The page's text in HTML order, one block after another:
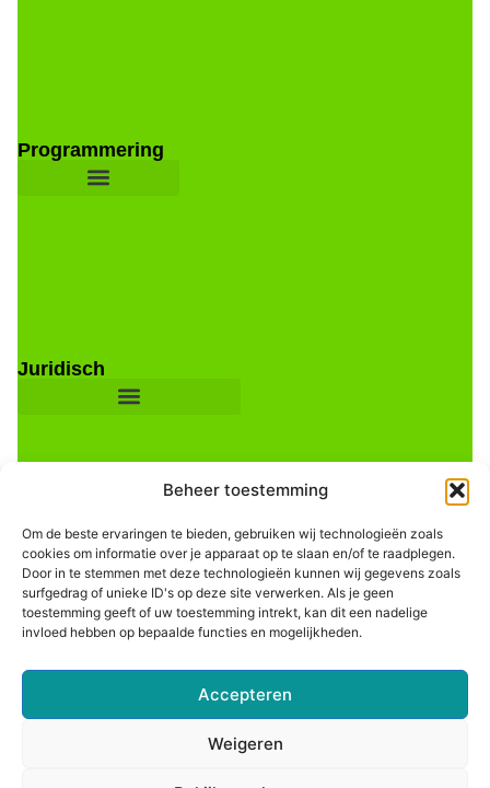
Beheer toestemming
Om de beste ervaringen te bieden, gebruiken wij technologieën zoals
cookies om informatie over je apparaat op te slaan en/of te raadplegen.
Door in te stemmen met deze technologieën kunnen wij gegevens zoals
surfgedrag of unieke ID's op deze site verwerken. Als je geen
toestemming geeft of uw toestemming intrekt, kan dit een nadelige
invloed hebben op bepaalde functies en mogelijkheden.
Accepteren
Weigeren
Programmering
Juridisch
Informatie